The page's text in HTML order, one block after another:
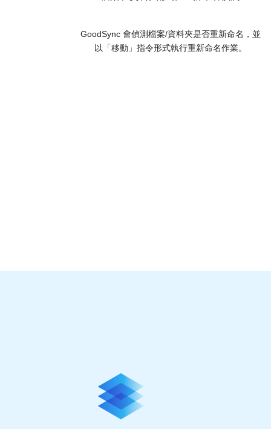
GoodSync 會偵測檔案/資料夾是否重新命名，並
以「移動」指令形式執行重新命名作業。